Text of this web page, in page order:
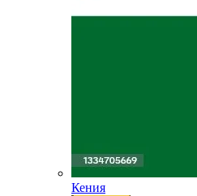
Кения